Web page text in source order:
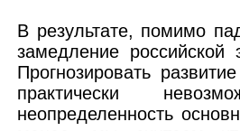
В результате, помимо
замедление
Прогнозировать
практически
неопределенность